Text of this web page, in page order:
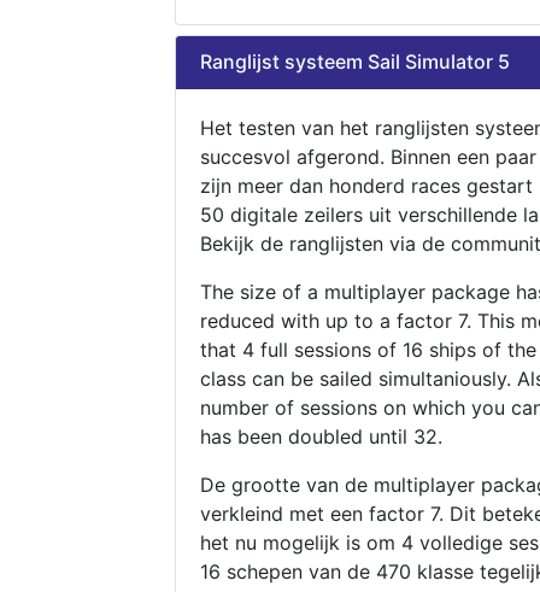
Ranglijst systeem Sail Simulator 5
Het testen van het ranglijsten
succesvol afgerond. Binnen een
zijn meer dan honderd races gestart
50 digitale zeilers uit verschillende
Bekijk de ranglijsten via de
The size of a multiplayer package
reduced with up to a factor 7. This
that 4 full sessions of 16 ships of
class can be sailed simultaniously.
number of sessions on which you
has been doubled until 32.
De grootte van de multiplayer
verkleind met een factor 7. Dit
het nu mogelijk is om 4 volledige
16 schepen van de 470 klasse